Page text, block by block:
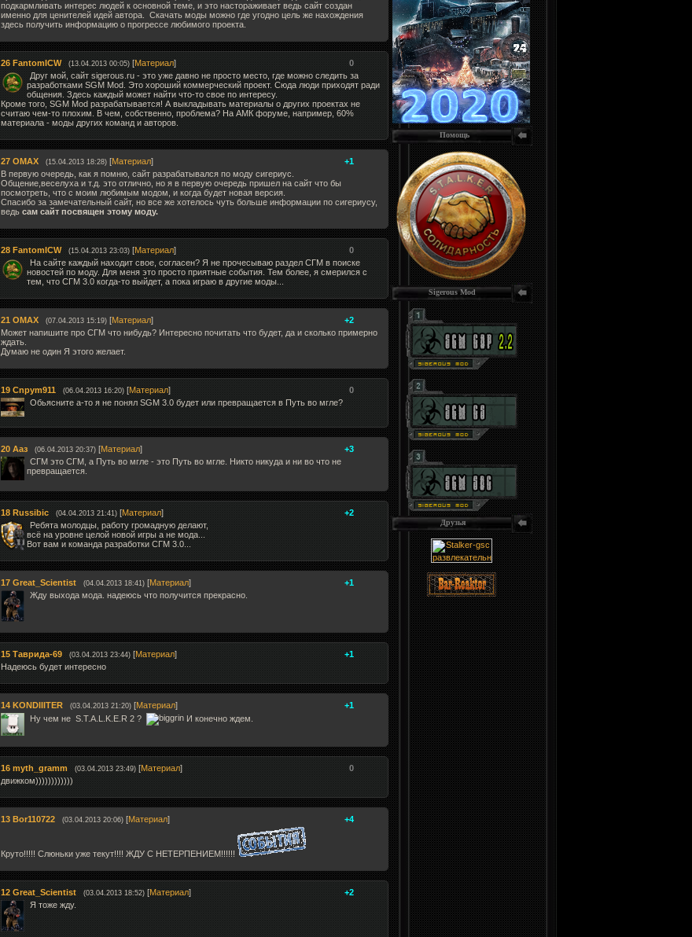
подкармливать интерес людей к основной теме, и это настораживает ведь сайт создан
именно для ценителей идей автора. Скачать моды можно где угодно цель же нахождения
здесь получить информацию о прогрессе любимого проекта.
0
26 FantomICW (13.04.2013 00:05) [Материал]
Друг мой, сайт sigerous.ru - это уже давно не просто место, где можно следить за
разработками SGM Mod. Это хороший коммерческий проект. Сюда люди приходят ради
общения. Здесь каждый может найти что-то свое по интересу.
Кроме того, SGM Mod разрабатывается! А выкладывать материалы о других проектах не
считаю чем-то плохим. В чем, собственно, проблема? На АМК форуме, например, 60%
материала - моды других команд и авторов.
+1
27 OMAX (15.04.2013 18:28) [Материал]
В первую очередь, как я помню, сайт разрабатывался по моду сигериус.
Общение,веселуха и т.д. это отлично, но я в первую очередь пришел на сайт что бы
посмотреть, что с моим любимым модом, и когда будет новая версия.
Спасибо за замечательный сайт, но все же хотелось чуть больше информации по сигериусу,
ведь сам сайт посвящен этому моду.
0
28 FantomICW (15.04.2013 23:03) [Материал]
На сайте каждый находит свое, согласен? Я не прочесываю раздел СГМ в поиске
новостей по моду. Для меня это просто приятные события. Тем более, я смерился с
тем, что СГМ 3.0 когда-то выйдет, а пока играю в другие моды...
+2
21 OMAX (07.04.2013 15:19) [Материал]
Может напишите про СГМ что нибудь? Интересно почитать что будет, да и сколько примерно
ждать.
Думаю не один Я этого желает.
0
19 Cnpym911 (06.04.2013 16:20) [Материал]
Обьясните а-то я не понял SGM 3.0 будет или превращается в Путь во мгле?
+3
20 Ааз (06.04.2013 20:37) [Материал]
СГМ это СГМ, а Путь во мгле - это Путь во мгле. Никто никуда и ни во что не
превращается.
+2
18 Russibic (04.04.2013 21:41) [Материал]
Ребята молодцы, работу громадную делают,
всё на уровне целой новой игры а не мода...
Вот вам и команда разработки СГМ 3.0...
+1
17 Great_Scientist (04.04.2013 18:41) [Материал]
Жду выхода мода. надеюсь что получится прекрасно.
+1
15 Таврида-69 (03.04.2013 23:44) [Материал]
Надеюсь будет интересно
+1
14 KONDIIITER (03.04.2013 21:20) [Материал]
Ну чем не S.T.A.L.K.E.R 2 ?
И конечно ждем.
0
16 myth_gramm (03.04.2013 23:49) [Материал]
движком))))))))))))
+4
13 Bor110722 (03.04.2013 20:06) [Материал]
Круто!!!!! Слюньки уже текут!!!! ЖДУ С НЕТЕРПЕНИЕМ!!!!!!
+2
12 Great_Scientist (03.04.2013 18:52) [Материал]
Я тоже жду.
Помощь
Sigerous Mod
Друзья